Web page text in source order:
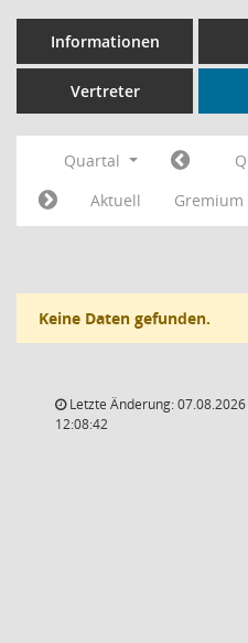
Informationen
Vertreter
Quartal
Aktuell
Keine Daten gefunden.
Letzte Änderung: 07.08.2026
12:08:42